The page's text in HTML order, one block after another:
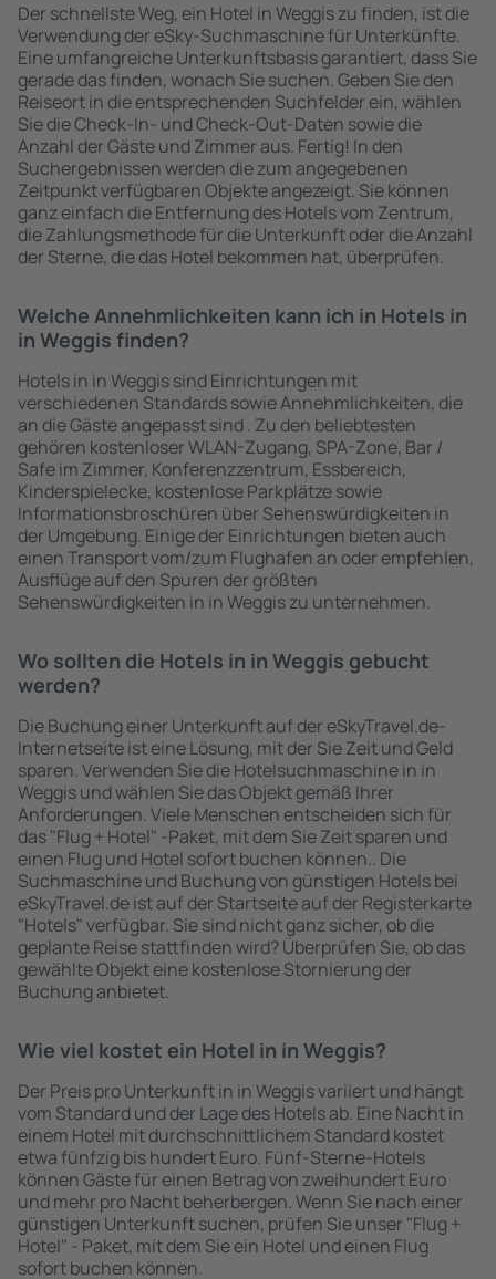
Der schnellste Weg, ein Hotel in Weggis zu finden, ist die
Verwendung der eSky-Suchmaschine für Unterkünfte.
Eine umfangreiche Unterkunftsbasis garantiert, dass Sie
gerade das finden, wonach Sie suchen. Geben Sie den
Reiseort in die entsprechenden Suchfelder ein, wählen
Sie die Check-In- und Check-Out-Daten sowie die
Anzahl der Gäste und Zimmer aus. Fertig! In den
Suchergebnissen werden die zum angegebenen
Zeitpunkt verfügbaren Objekte angezeigt. Sie können
ganz einfach die Entfernung des Hotels vom Zentrum,
die Zahlungsmethode für die Unterkunft oder die Anzahl
der Sterne, die das Hotel bekommen hat, überprüfen.
Welche Annehmlichkeiten kann ich in Hotels in
in Weggis finden?
Hotels in in Weggis sind Einrichtungen mit
verschiedenen Standards sowie Annehmlichkeiten, die
an die Gäste angepasst sind . Zu den beliebtesten
gehören kostenloser WLAN-Zugang, SPA-Zone, Bar /
Safe im Zimmer, Konferenzzentrum, Essbereich,
Kinderspielecke, kostenlose Parkplätze sowie
Informationsbroschüren über Sehenswürdigkeiten in
der Umgebung. Einige der Einrichtungen bieten auch
einen Transport vom/zum Flughafen an oder empfehlen,
Ausflüge auf den Spuren der größten
Sehenswürdigkeiten in in Weggis zu unternehmen.
Wo sollten die Hotels in in Weggis gebucht
werden?
Die Buchung einer Unterkunft auf der eSkyTravel.de-
Internetseite ist eine Lösung, mit der Sie Zeit und Geld
sparen. Verwenden Sie die Hotelsuchmaschine in in
Weggis und wählen Sie das Objekt gemäß Ihrer
Anforderungen. Viele Menschen entscheiden sich für
das "Flug + Hotel" -Paket, mit dem Sie Zeit sparen und
einen Flug und Hotel sofort buchen können.. Die
Suchmaschine und Buchung von günstigen Hotels bei
eSkyTravel.de ist auf der Startseite auf der Registerkarte
"Hotels" verfügbar. Sie sind nicht ganz sicher, ob die
geplante Reise stattfinden wird? Überprüfen Sie, ob das
gewählte Objekt eine kostenlose Stornierung der
Buchung anbietet.
Wie viel kostet ein Hotel in in Weggis?
Der Preis pro Unterkunft in in Weggis variiert und hängt
vom Standard und der Lage des Hotels ab. Eine Nacht in
einem Hotel mit durchschnittlichem Standard kostet
etwa fünfzig bis hundert Euro. Fünf-Sterne-Hotels
können Gäste für einen Betrag von zweihundert Euro
und mehr pro Nacht beherbergen. Wenn Sie nach einer
günstigen Unterkunft suchen, prüfen Sie unser "Flug +
Hotel" - Paket, mit dem Sie ein Hotel und einen Flug
sofort buchen können.